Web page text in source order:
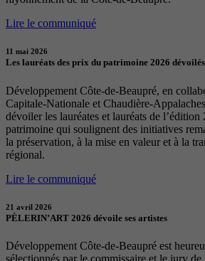
Lire le communiqué
11 mai 2026
Les lauréats des prix du patrimoine 2026
Développement Côte-de-Beaupré, en
Capitale-Nationale et Chaudière-
dévoiler les lauréates et lauréats de l’édition
patrimoine qui soulignent des initiatives
la préservation, à la mise en valeur et à la
régional.
Lire le communiqué
21 avril 2026
PÈLERIN’ART 2026 dévoile ses artistes
Développement Côte-de-Beaupré est
sélectionnés par le commissaire et le jury